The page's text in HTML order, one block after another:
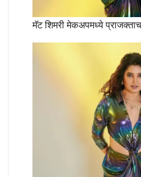
मॅट शिमरी मेकअपमध्ये